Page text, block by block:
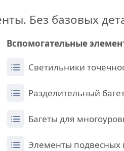
Без базовых
Вспомогательные
Светильники
Разделительный
Багеты для
Элементы подвесных